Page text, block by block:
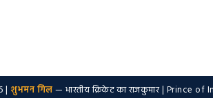
| शुभमन गिल— भारतीय क्रिकेट का राजकुमार | Prince of